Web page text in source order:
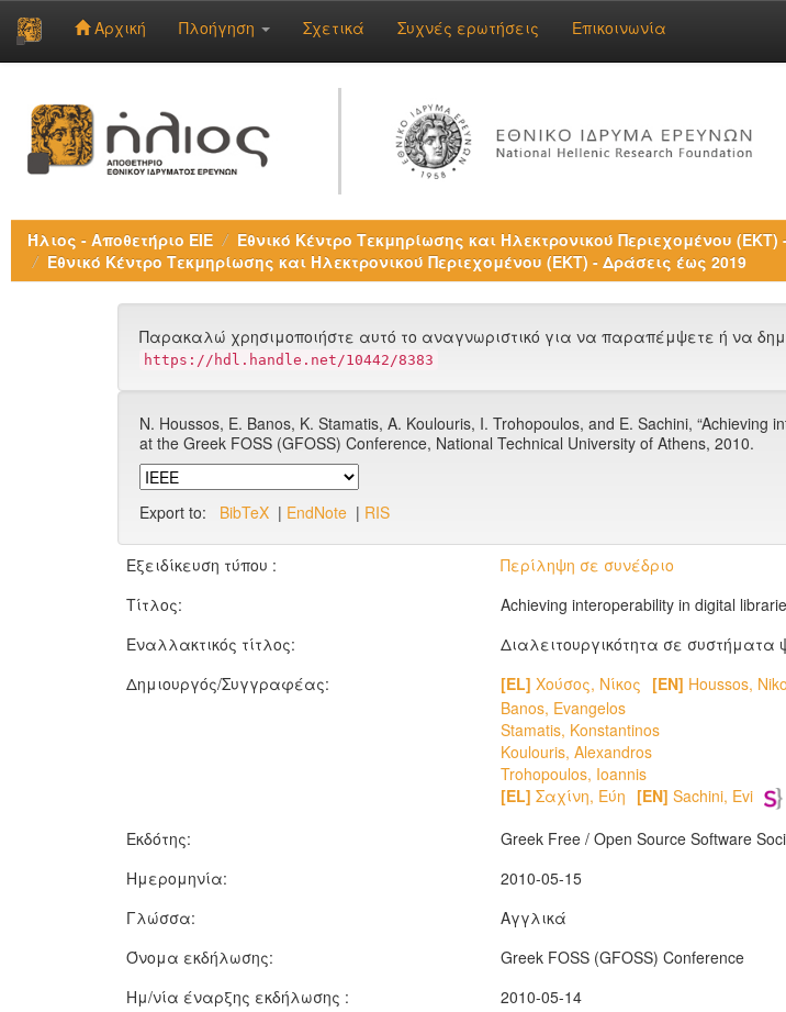
navigation
Αρχική Πλοήγηση Σχετικά Συχνές ερωτήσεις Επικοινωνία
Ήλιος - Αποθετήριο ΕΙΕ
Εθνικό Κέντρο Τεκμηρίωσης και Ηλεκτρονικού Περιεχομένου (ΕΚΤ)
Εθνικό Κέντρο Τεκμηρίωσης και Ηλεκτρονικού Περιεχομένου (ΕΚΤ) - Δράσεις έως 2019
Παρακαλώ χρησιμοποιήστε αυτό το αναγνωριστικό για να παραπέμψετε ή να
https://hdl.handle.net/10442/8383
N. Houssos, E. Banos, K. Stamatis, A. Koulouris, I. Trohopoulos, and E. Sachini,
at the Greek FOSS (GFOSS) Conference, National Technical University of Athens, 2010.
Export to: BibTeX | EndNote | RIS
Εξειδίκευση τύπου :
Περίληψη σε συνέδριο
Τίτλος:
Achieving interoperability in digital
Εναλλακτικός τίτλος:
Διαλειτουργικότητα σε
Δημιουργός/Συγγραφέας:
[EL] Χούσος, Νίκος [EN] Houssos,
Banos, Evangelos
Stamatis, Konstantinos
Koulouris, Alexandros
Trohopoulos, Ioannis
[EL] Σαχίνη, Εύη [EN] Sachini, Evi
Εκδότης:
Greek Free / Open Source Software
Ημερομηνία:
2010-05-15
Γλώσσα:
Αγγλικά
Όνομα εκδήλωσης:
Greek FOSS (GFOSS) Conference
Ημ/νία έναρξης εκδήλωσης :
2010-05-14